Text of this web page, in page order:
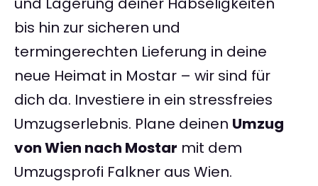
bis hin zur sicheren und
termingerechten Lieferung in deine
neue Heimat in Mostar – wir sind für
dich da. Investiere in ein stressfreies
Umzugserlebnis. Plane deinen Umzug
von Wien nach Mostar mit dem
Umzugsprofi Falkner aus Wien.